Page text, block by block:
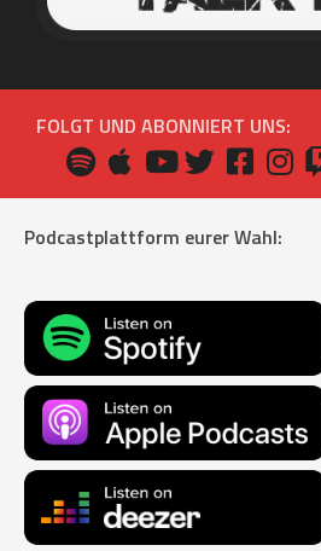
FOLGT UND ABONNIERT UNS:
Podcastplattform eurer Wahl: